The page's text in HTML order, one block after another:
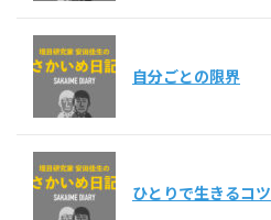
自分ごとの限界
ひとりで生きるコツ